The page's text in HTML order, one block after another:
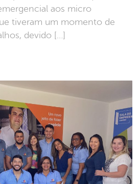
aos micro
tiveram um momento de
devido […]